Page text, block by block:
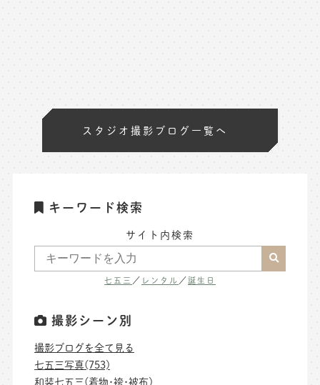
スタジオ撮影ブログ一覧へ
キーワード検索
サイト内検索
七五三 ／ レンタル ／誕生日
撮影シーン別
撮影ブログを全て見る
七五三写真(753)
和装七五三(着物･袴･被布)